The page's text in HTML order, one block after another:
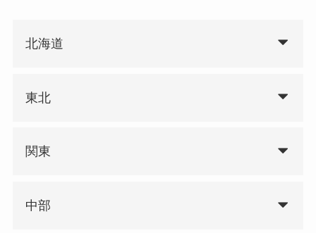
北海道
東北
関東
中部